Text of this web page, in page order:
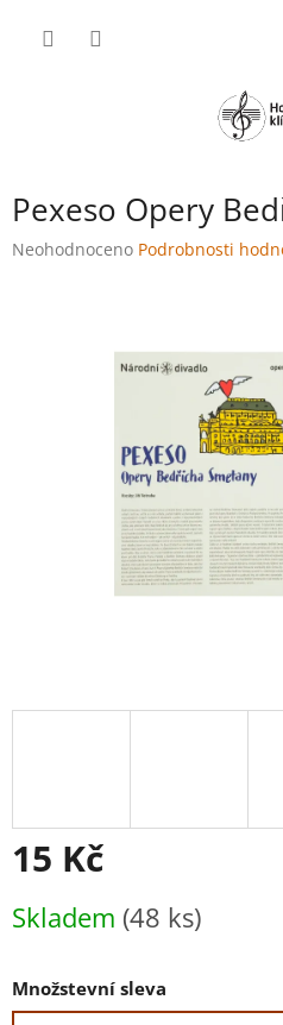
Pexeso Opery
Průměrné
Neohodnoceno Podrobnosti
15 Kč
cena:
Skladem (48 ks)
Množstevní sleva